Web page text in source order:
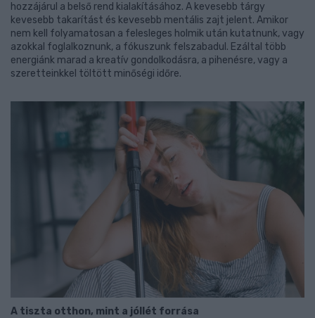
hozzájárul a belső rend kialakításához. A kevesebb tárgy
kevesebb takarítást és kevesebb mentális zajt jelent. Amikor
nem kell folyamatosan a felesleges holmik után kutatnunk, vagy
azokkal foglalkoznunk, a fókuszunk felszabadul. Ezáltal több
energiánk marad a kreatív gondolkodásra, a pihenésre, vagy a
szeretteinkkel töltött minőségi időre.
A tiszta otthon, mint a jóllét forrása